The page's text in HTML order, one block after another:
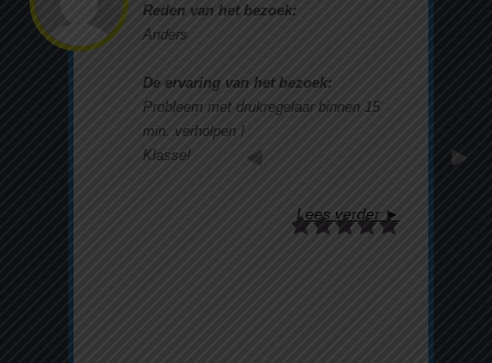
Reden van het bezoek:
Anders
De ervaring van het bezoek:
Probleem met drukregelaar binnen 15
min. verholpen !
Klasse!
Lees verder ►